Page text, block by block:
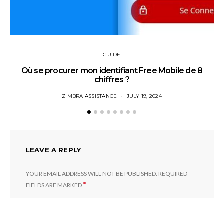
GUIDE
Où se procurer mon identifiant Free Mobile de 8
chiffres ?
ZIMBRA ASSISTANCE JULY 19, 2024
LEAVE A REPLY
YOUR EMAIL ADDRESS WILL NOT BE PUBLISHED. REQUIRED
FIELDS ARE MARKED*